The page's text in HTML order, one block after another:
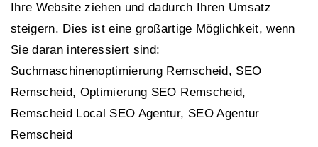
Ihre Website ziehen und dadurch Ihren Umsatz
steigern. Dies ist eine großartige Möglichkeit, wenn
Sie daran interessiert sind:
Suchmaschinenoptimierung Remscheid, SEO
Remscheid, Optimierung SEO Remscheid,
Remscheid Local SEO Agentur, SEO Agentur
Remscheid